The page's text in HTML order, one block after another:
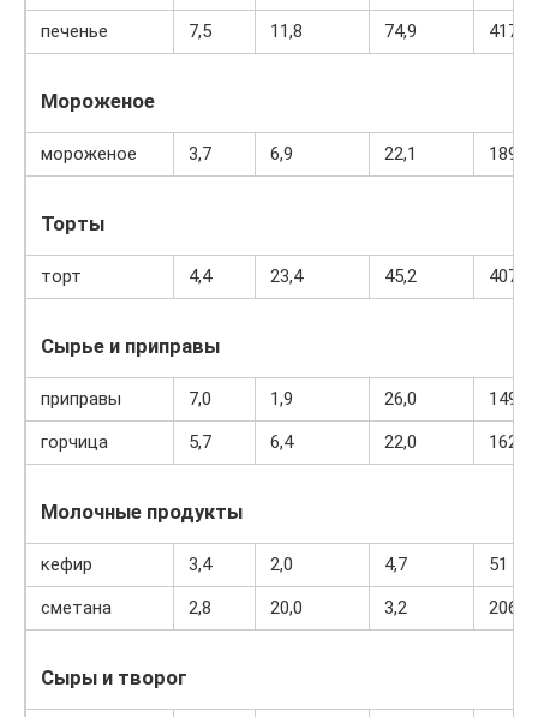
печенье
7,5 11,8 74,9 417
Мороженое
мороженое 3,7 6,9 22,1 189
Торты
торт 4,4 23,4 45,2 407
Сырье и приправы
приправы 7,0 1,9 26,0
149
горчица
5,7 6,4 22,0 162
Молочные продукты
кефир 3,4 2,0 4,7
51
сметана
2,8 20,0 3,2 206
Сыры и творог